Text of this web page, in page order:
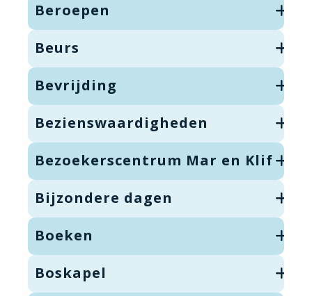
Beroepen
Beurs
Bevrijding
Bezienswaardigheden
Bezoekerscentrum Mar en Klif
Bijzondere dagen
Boeken
Boskapel